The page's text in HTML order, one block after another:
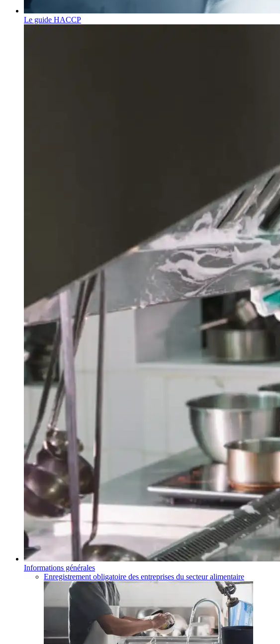
Le guide HACCP
Informations générales
Enregistrement obligatoire des entreprises du secteur alimentaire